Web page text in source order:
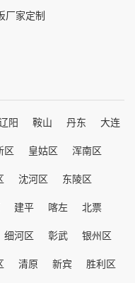
厂家定制
阳 鞍山 丹东
大连
区 皇姑区
浑南区
沈河区
东陵区
建平 喀左
北票
细河区 彰武
银州区
清原 新宾
胜利区